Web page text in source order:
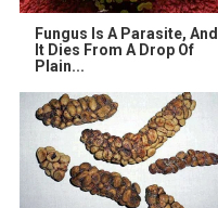
Fungus Is A Parasite, And
It Dies From A Drop Of
Plain...